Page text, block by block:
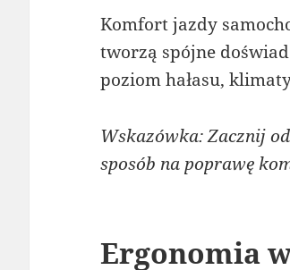
Komfort jazdy
tworzą spójne
poziom hałasu,
Wskazówka: Zacznij
sposób na poprawę
Ergonomia